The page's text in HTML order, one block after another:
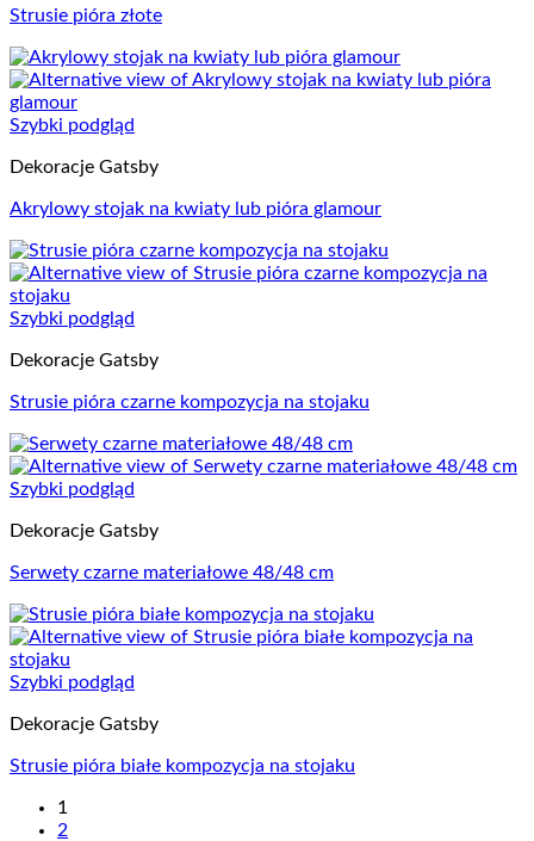
Strusie pióra złote
Szybki podgląd
Dekoracje Gatsby
Akrylowy stojak na kwiaty lub pióra glamour
Szybki podgląd
Dekoracje Gatsby
Strusie pióra czarne kompozycja na stojaku
Szybki podgląd
Dekoracje Gatsby
Serwety czarne materiałowe 48/48 cm
Szybki podgląd
Dekoracje Gatsby
Strusie pióra białe kompozycja na stojaku
1
2